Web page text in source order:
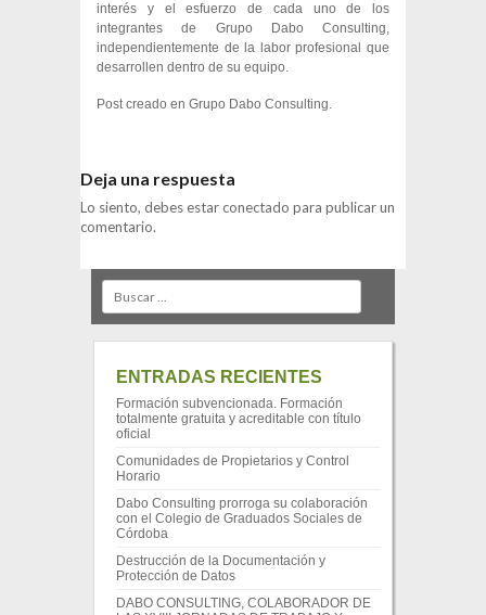
interés y el esfuerzo de cada uno de los
integrantes de Grupo Dabo Consulting,
independientemente de la labor profesional que
desarrollen dentro de su equipo.
Post creado en Grupo Dabo Consulting.
Deja una respuesta
Lo siento, debes estar conectado para publicar un
comentario.
ENTRADAS RECIENTES
Formación subvencionada. Formación
totalmente gratuita y acreditable con título
oficial
Comunidades de Propietarios y Control
Horario
Dabo Consulting prorroga su colaboración
con el Colegio de Graduados Sociales de
Córdoba
Destrucción de la Documentación y
Protección de Datos
DABO CONSULTING, COLABORADOR DE